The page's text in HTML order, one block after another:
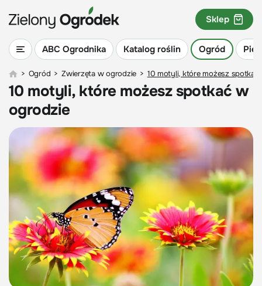
ABC Ogrodnika Katalog roślin Ogród
Sklep
> Ogród > Zwierzęta w ogrodzie > 10 motyli, które możesz
10 motyli, które możesz spotkać w
ogrodzie